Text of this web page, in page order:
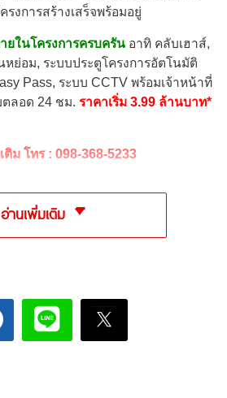
งการสร้างเสร็จพร้อมอยู่
ยในโครงการครบครัน อาทิ คลับเฮาส์,
ย่อม, ระบบประตูโครงการอัตโนมัติ
Pass, ระบบ CCTV พร้อมเจ้าหน้าที่
ลอด 24 ชม. ราคาเริ่ม 3.99 ล้านบาท*
ติม โทร : 098-368-5233
อ่านเพิ่มเติม